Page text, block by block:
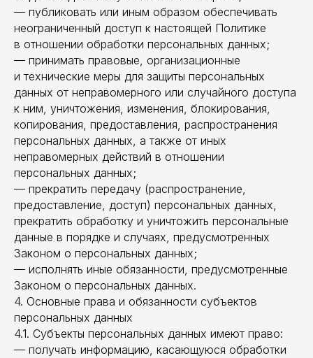
— публиковать или иным образом обеспечивать
неограниченный доступ к настоящей Политике
в отношении обработки персональных данных;
— принимать правовые, организационные
и технические меры для защиты персональных
данных от неправомерного или случайного доступа
к ним, уничтожения, изменения, блокирования,
копирования, предоставления, распространения
персональных данных, а также от иных
неправомерных действий в отношении
персональных данных;
— прекратить передачу (распространение,
предоставление, доступ) персональных данных,
прекратить обработку и уничтожить персональные
данные в порядке и случаях, предусмотренных
Законом о персональных данных;
— исполнять иные обязанности, предусмотренные
Законом о персональных данных.
4. Основные права и обязанности субъектов
персональных данных
4.1. Субъекты персональных данных имеют право:
— получать информацию, касающуюся обработки